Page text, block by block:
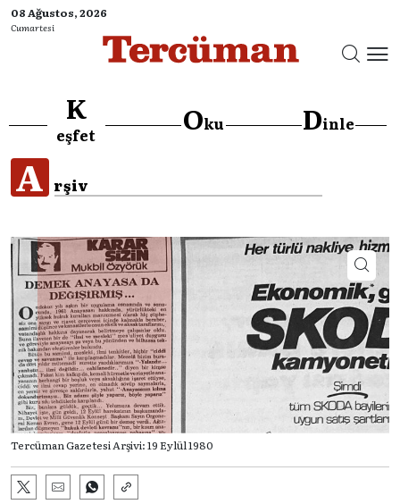
08 Ağustos, 2026
Cumartesi
K
eşfet Oku Dinle
A rşiv
Tercüman Gazetesi Arşivi: 19 Eylül 1980